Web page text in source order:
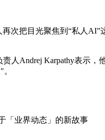
次把目光聚焦到“私人
人Andrej Karpathy表示
「业界动态」的新故事